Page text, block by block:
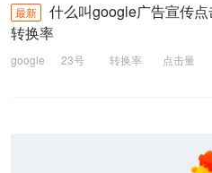
最新
什么叫google广告宣传点
转换率
google 23号 转换率
点击量